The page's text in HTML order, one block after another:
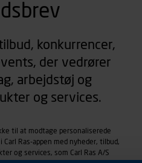
konkurrencer,
der vedrører
arbejdstøj og
og services.
til at modtage personaliserede
Carl Ras-appen med nyheder, tilbud,
og services, som Carl Ras A/S